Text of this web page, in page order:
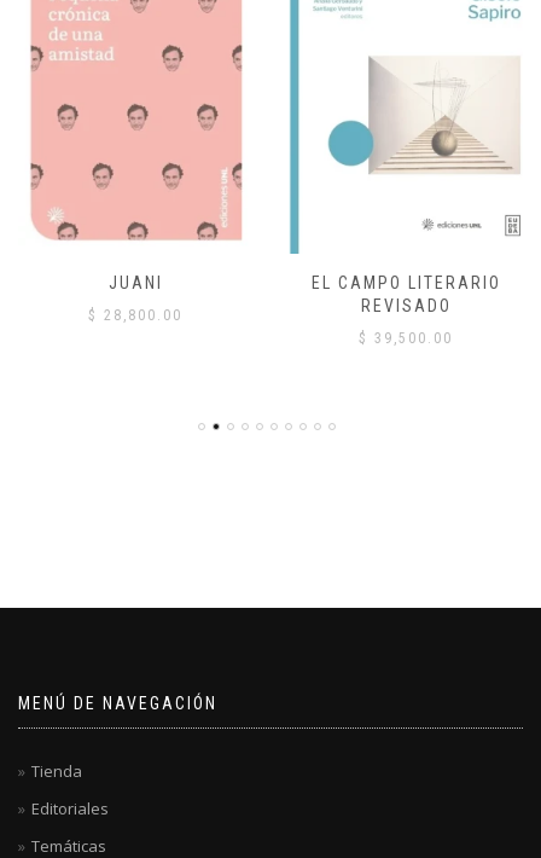
JUANI
$ 28,800.00
EL CAMPO LITERARIO
REVISADO
$ 39,500.00
MENÚ DE NAVEGACIÓN
Tienda
Editoriales
Temáticas